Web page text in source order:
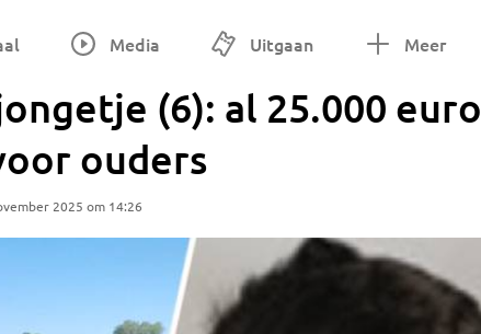
Media Uitgaan Meer
(6): al 25.000 euro
ouders
2025 om 14:26